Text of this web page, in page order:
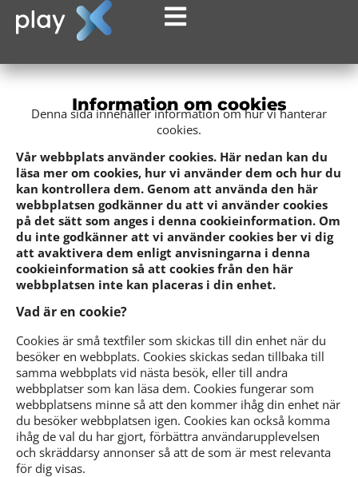
Information om cookies
Denna sida innehåller information om hur vi hanterar
cookies.
Vår webbplats använder cookies. Här nedan kan du
läsa mer om cookies, hur vi använder dem och hur du
kan kontrollera dem. Genom att använda den här
webbplatsen godkänner du att vi använder cookies
på det sätt som anges i denna cookieinformation. Om
du inte godkänner att vi använder cookies ber vi dig
att avaktivera dem enligt anvisningarna i denna
cookieinformation så att cookies från den här
webbplatsen inte kan placeras i din enhet.
Vad är en cookie?
Cookies är små textfiler som skickas till din enhet när du
besöker en webbplats. Cookies skickas sedan tillbaka till
samma webbplats vid nästa besök, eller till andra
webbplatser som kan läsa dem. Cookies fungerar som
webbplatsens minne så att den kommer ihåg din enhet när
du besöker webbplatsen igen. Cookies kan också komma
ihåg de val du har gjort, förbättra användarupplevelsen
och skräddarsy annonser så att de som är mest relevanta
för dig visas.